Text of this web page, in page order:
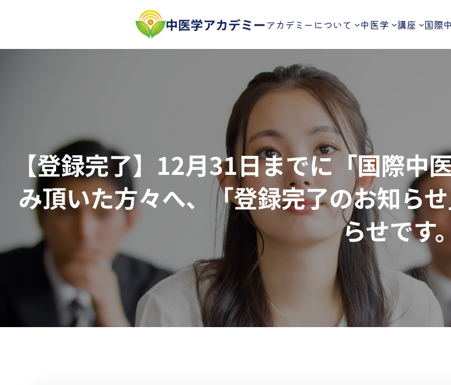
を
中医学アカデミーアカデミーについて 中医学 講座 国際
【登録完了】12月31日までに「国際中
み頂いた方々へ、「登録完了のお知ら
らせです。